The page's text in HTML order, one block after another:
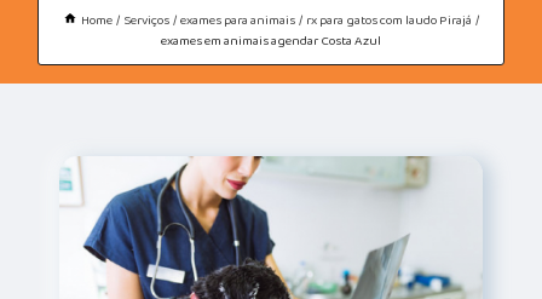
Home Serviços exames para animais rx para gatos com laudo Pirajá
exames em animais agendar Costa Azul